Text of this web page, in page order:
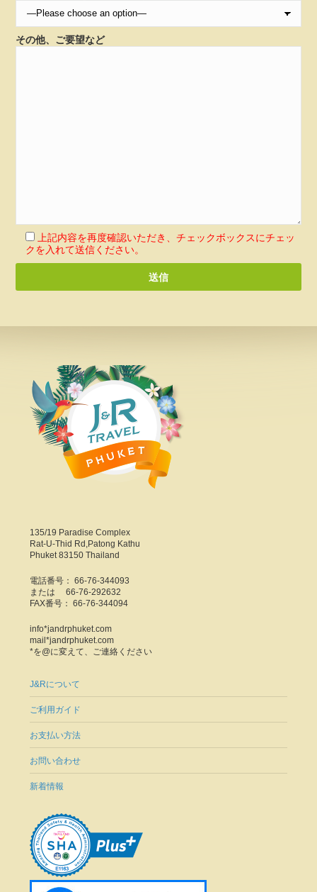
その他、ご要望など
上記内容を再度確認いただき、チェックボックスにチェッ
クを入れて送信ください。
135/19 Paradise Complex
Rat-U-Thid Rd,Patong Kathu
Phuket 83150 Thailand
電話番号： 66-76-344093
または 66-76-292632
FAX番号： 66-76-344094
info*jandrphuket.com
mail*jandrphuket.com
*を@に変えて、ご連絡ください
J&Rについて
ご利用ガイド
お支払い方法
お問い合わせ
新着情報